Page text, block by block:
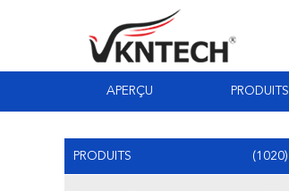
APERÇU PRODUITS
PRODUITS (1020)